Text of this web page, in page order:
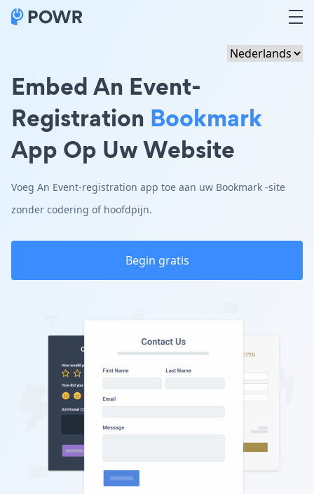
Embed An Event-
Registration Bookmark
App Op Uw Website
Voeg An Event-registration app toe aan uw Bookmark -site
zonder codering of hoofdpijn.
Begin gratis